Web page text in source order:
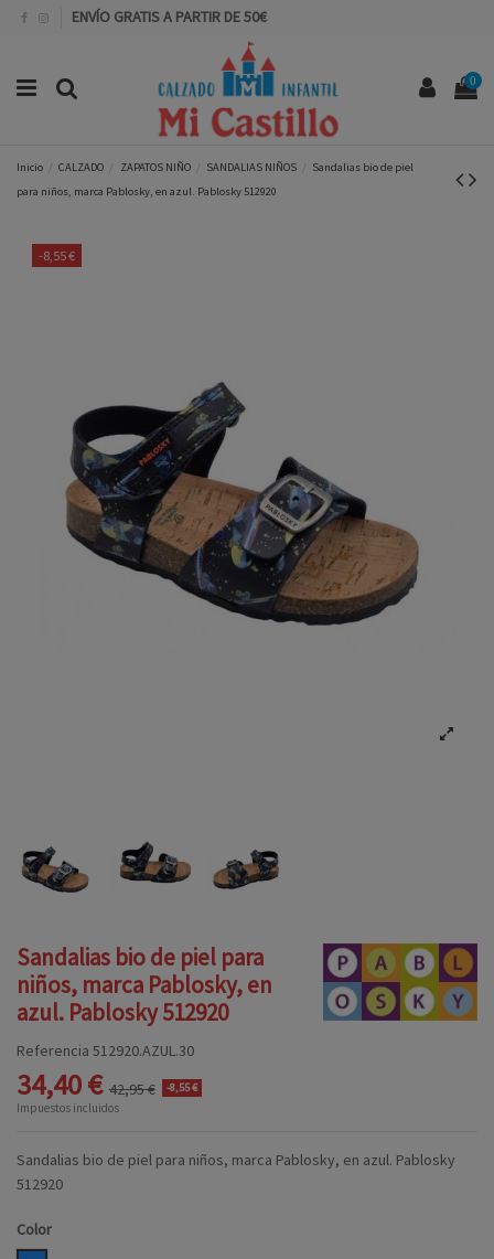
ENVÍO GRATIS A PARTIR DE 50€
0
Inicio CALZADO ZAPATOS NIÑO SANDALIAS NIÑOS
Sandalias bio de piel
para niños, marca Pablosky, en azul. Pablosky 512920
-8,55 €
Sandalias bio de piel para
niños, marca Pablosky, en
azul. Pablosky 512920
Referencia 512920.AZUL.30
34,40 € 42,95 € -8,55 €
Impuestos incluidos
Sandalias bio de piel para niños, marca Pablosky, en azul. Pablosky
512920
Color